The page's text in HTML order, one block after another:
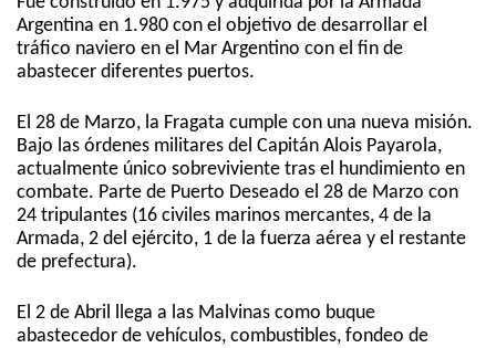
Argentina en 1.980 con el objetivo de desarrollar el
tráfico naviero en el Mar Argentino con el fin de
abastecer diferentes puertos.
El 28 de Marzo, la Fragata cumple con una nueva misión.
Bajo las órdenes militares del Capitán Alois Payarola,
actualmente único sobreviviente tras el hundimiento en
combate. Parte de Puerto Deseado el 28 de Marzo con
24 tripulantes (16 civiles marinos mercantes, 4 de la
Armada, 2 del ejército, 1 de la fuerza aérea y el restante
de prefectura).
El 2 de Abril llega a las Malvinas como buque
abastecedor de vehículos, combustibles, fondeo de